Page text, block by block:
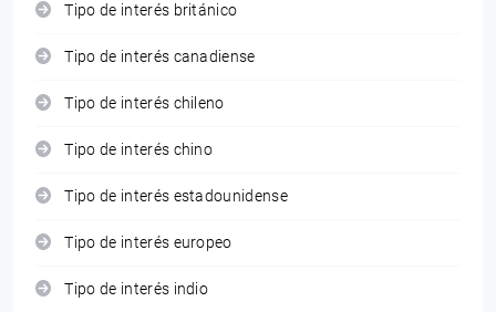
Tipo de interés británico
Tipo de interés canadiense
Tipo de interés chileno
Tipo de interés chino
Tipo de interés estadounidense
Tipo de interés europeo
Tipo de interés indio